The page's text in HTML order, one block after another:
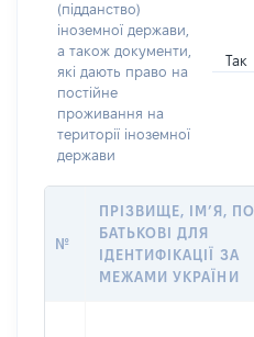
(підданство)
іноземної держави,
а також документи,
які дають право на
постійне
проживання на
території іноземної
держави
Так
№
ПРІЗВИЩЕ, ІМ’Я, ПО
БАТЬКОВІ ДЛЯ
ІДЕНТИФІКАЦІЇ ЗА
МЕЖАМИ УКРАЇНИ